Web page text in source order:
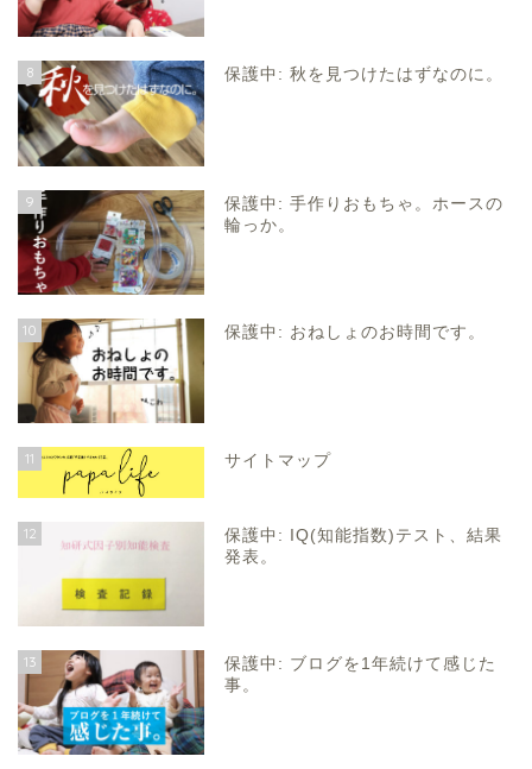
8 保護中: 秋を見つけたはずなのに。
9
保護中: 手作りおもちゃ。ホースの
輪っか。
10 保護中: おねしょのお時間です。
11 サイトマップ
12
保護中: IQ(知能指数)テスト、結果
発表。
13
保護中: ブログを1年続けて感じた
事。